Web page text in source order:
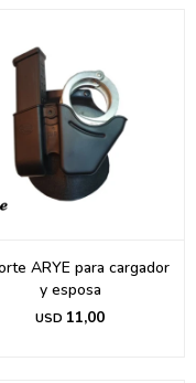
ARYE para cargador
y esposa
USD 11,00